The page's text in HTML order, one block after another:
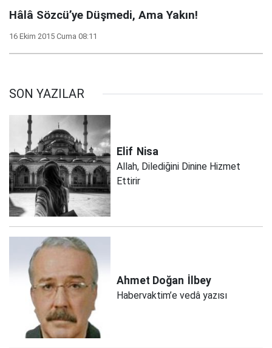
Hâlâ Sözcü’ye Düşmedi, Ama Yakın!
16 Ekim 2015 Cuma 08:11
SON YAZILAR
Elif Nisa
Allah, Dilediğini Dinine Hizmet
Ettirir
Ahmet Doğan İlbey
Habervaktim’e vedâ yazısı